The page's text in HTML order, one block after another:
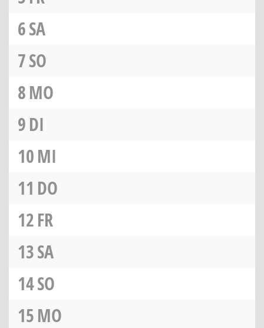
6SA
7SO
8MO
9DI
10MI
11 DO
12FR
13SA
14SO
15MO